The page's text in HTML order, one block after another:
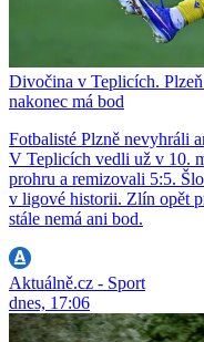
Divočina v Teplicích.
nakonec má bod
Fotbalisté Plzně nevyhráli
V Teplicích vedli už v 10.
prohru a remizovali 5:5.
v ligové historii. Zlín opět
stále nemá ani bod.
Aktuálně.cz - Sport
dnes, 17:06